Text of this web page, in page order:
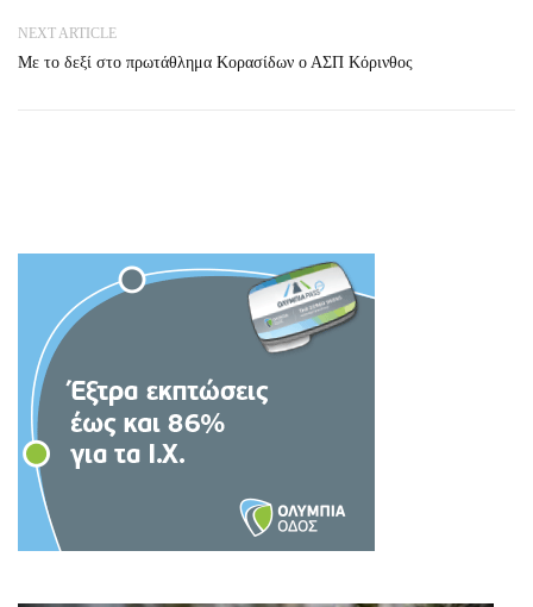
NEXT ARTICLE
Με το δεξί στο πρωτάθλημα Κορασίδων ο ΑΣΠ Κόρινθος